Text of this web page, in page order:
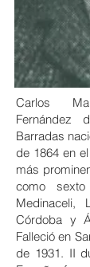
Carlos
Fernández
Barradas
de 1864 en
más
como
Medinaceli,
Córdoba y
Falleció en
de 1931. II